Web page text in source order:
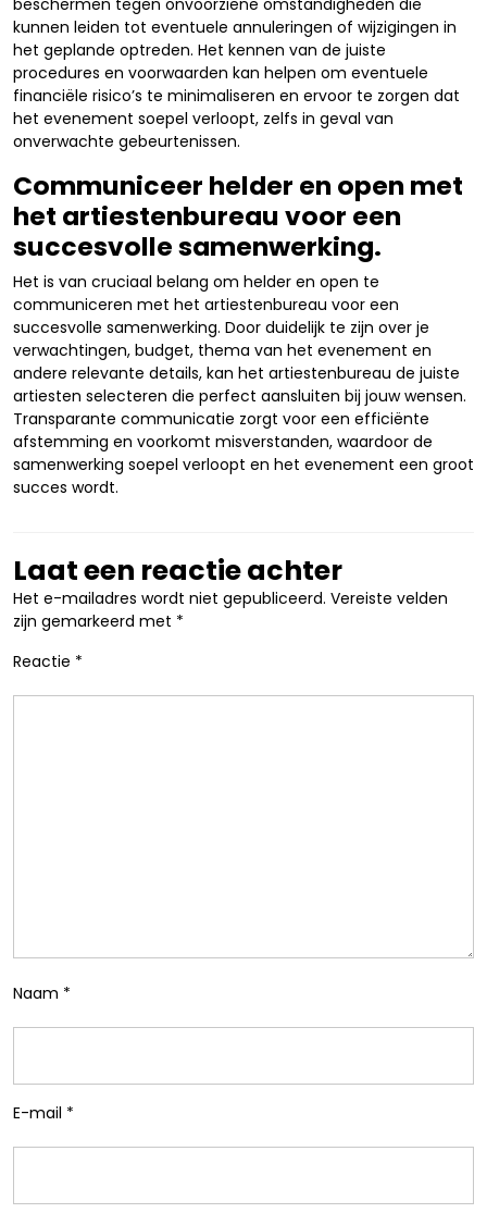
beschermen tegen onvoorziene omstandigheden die
kunnen leiden tot eventuele annuleringen of wijzigingen in
het geplande optreden. Het kennen van de juiste
procedures en voorwaarden kan helpen om eventuele
financiële risico’s te minimaliseren en ervoor te zorgen dat
het evenement soepel verloopt, zelfs in geval van
onverwachte gebeurtenissen.
Communiceer helder en open met
het artiestenbureau voor een
succesvolle samenwerking.
Het is van cruciaal belang om helder en open te
communiceren met het artiestenbureau voor een
succesvolle samenwerking. Door duidelijk te zijn over je
verwachtingen, budget, thema van het evenement en
andere relevante details, kan het artiestenbureau de juiste
artiesten selecteren die perfect aansluiten bij jouw wensen.
Transparante communicatie zorgt voor een efficiënte
afstemming en voorkomt misverstanden, waardoor de
samenwerking soepel verloopt en het evenement een groot
succes wordt.
Laat een reactie achter
Het e-mailadres wordt niet gepubliceerd. Vereiste velden
zijn gemarkeerd met *
Reactie *
Naam *
E-mail *